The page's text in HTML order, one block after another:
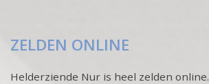
ZELDEN ONLINE
Helderziende Nur is heel zelden online.